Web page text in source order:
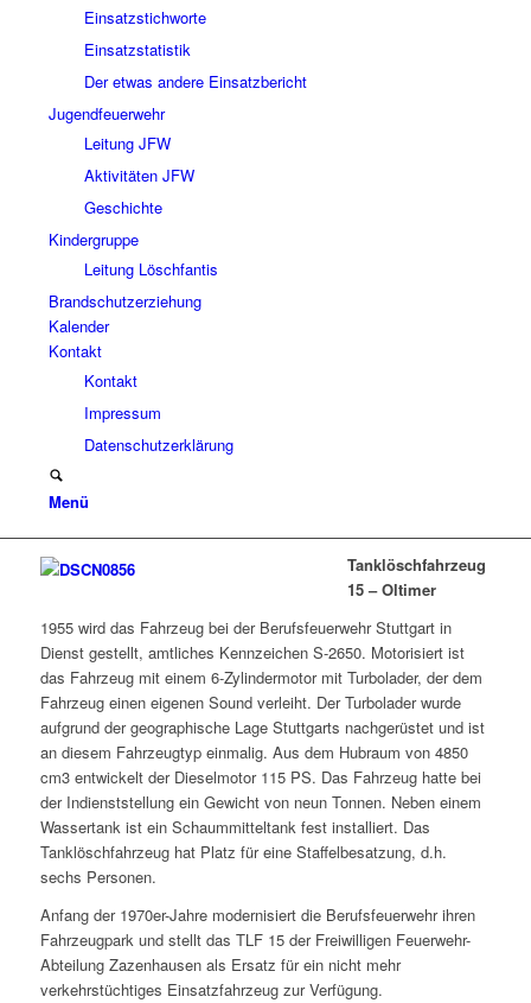
Einsatzstichworte
Einsatzstatistik
Der etwas andere Einsatzbericht
Jugendfeuerwehr
Leitung JFW
Aktivitäten JFW
Geschichte
Kindergruppe
Leitung Löschfantis
Brandschutzerziehung
Kalender
Kontakt
Kontakt
Impressum
Datenschutzerklärung
Menü
Tanklöschfahrzeug
15 – Oltimer
1955 wird das Fahrzeug bei der Berufsfeuerwehr Stuttgart in
Dienst gestellt, amtliches Kennzeichen S-2650. Motorisiert ist
das Fahrzeug mit einem 6-Zylindermotor mit Turbolader, der dem
Fahrzeug einen eigenen Sound verleiht. Der Turbolader wurde
aufgrund der geographische Lage Stuttgarts nachgerüstet und ist
an diesem Fahrzeugtyp einmalig. Aus dem Hubraum von 4850
cm3 entwickelt der Dieselmotor 115 PS. Das Fahrzeug hatte bei
der Indienststellung ein Gewicht von neun Tonnen. Neben einem
Wassertank ist ein Schaummitteltank fest installiert. Das
Tanklöschfahrzeug hat Platz für eine Staffelbesatzung, d.h.
sechs Personen.
Anfang der 1970er-Jahre modernisiert die Berufsfeuerwehr ihren
Fahrzeugpark und stellt das TLF 15 der Freiwilligen Feuerwehr-
Abteilung Zazenhausen als Ersatz für ein nicht mehr
verkehrstüchtiges Einsatzfahrzeug zur Verfügung.